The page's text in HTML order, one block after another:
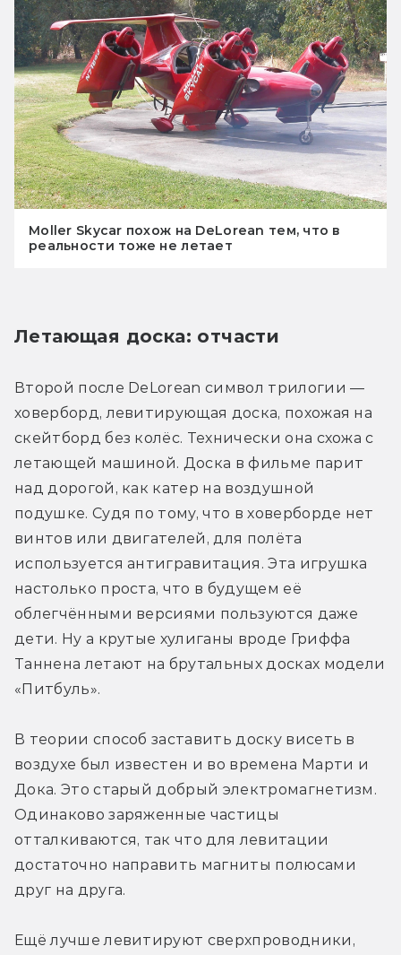
Moller Skycar похож на DeLorean тем, что в
реальности тоже не летает
Летающая доска: отчасти
Второй после DeLorean символ трилогии —
ховерборд, левитирующая доска, похожая на
скейтборд без колёс. Технически она схожа с
летающей машиной. Доска в фильме парит
над дорогой, как катер на воздушной
подушке. Судя по тому, что в ховерборде нет
винтов или двигателей, для полёта
используется антигравитация. Эта игрушка
настолько проста, что в будущем её
облегчёнными версиями пользуются даже
дети. Ну а крутые хулиганы вроде Гриффа
Таннена летают на брутальных досках модели
«Питбуль».
В теории способ заставить доску висеть в
воздухе был известен и во времена Марти и
Дока. Это старый добрый электромагнетизм.
Одинаково заряженные частицы
отталкиваются, так что для левитации
достаточно направить магниты полюсами
друг на друга.
Ещё лучше левитируют сверхпроводники,